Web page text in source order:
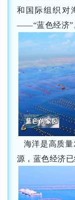
和国际组织对
——“蓝色经济”
海洋是高质
源，蓝色经济